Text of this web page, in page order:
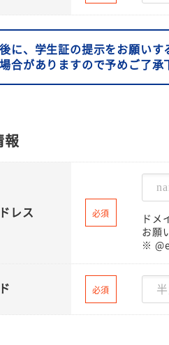
に、学生証の提示をお願い
合がありますので予めご了承
報
レス 必須
ドメ
お願
※
必須